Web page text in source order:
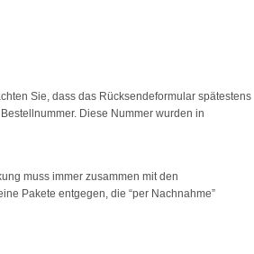
Sie, dass das Rücksendeformular spätestens
Diese Nummer wurden in
muss immer zusammen mit den
Pakete entgegen, die “per Nachnahme”